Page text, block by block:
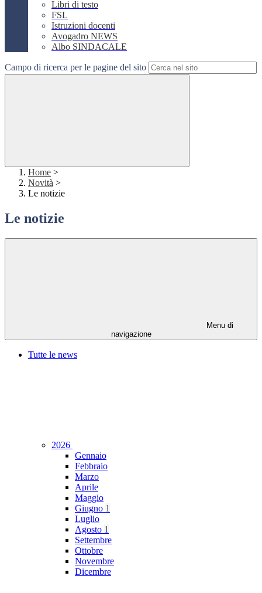
Libri di testo
FSL
Istruzioni docenti
Avogadro NEWS
Albo SINDACALE
Campo di ricerca per le pagine del sito
Home >
Novità >
Le notizie
Le notizie
Menu di
navigazione
Tutte le news
2026
Gennaio
Febbraio
Marzo
Aprile
Maggio
Giugno 1
Luglio
Agosto 1
Settembre
Ottobre
Novembre
Dicembre